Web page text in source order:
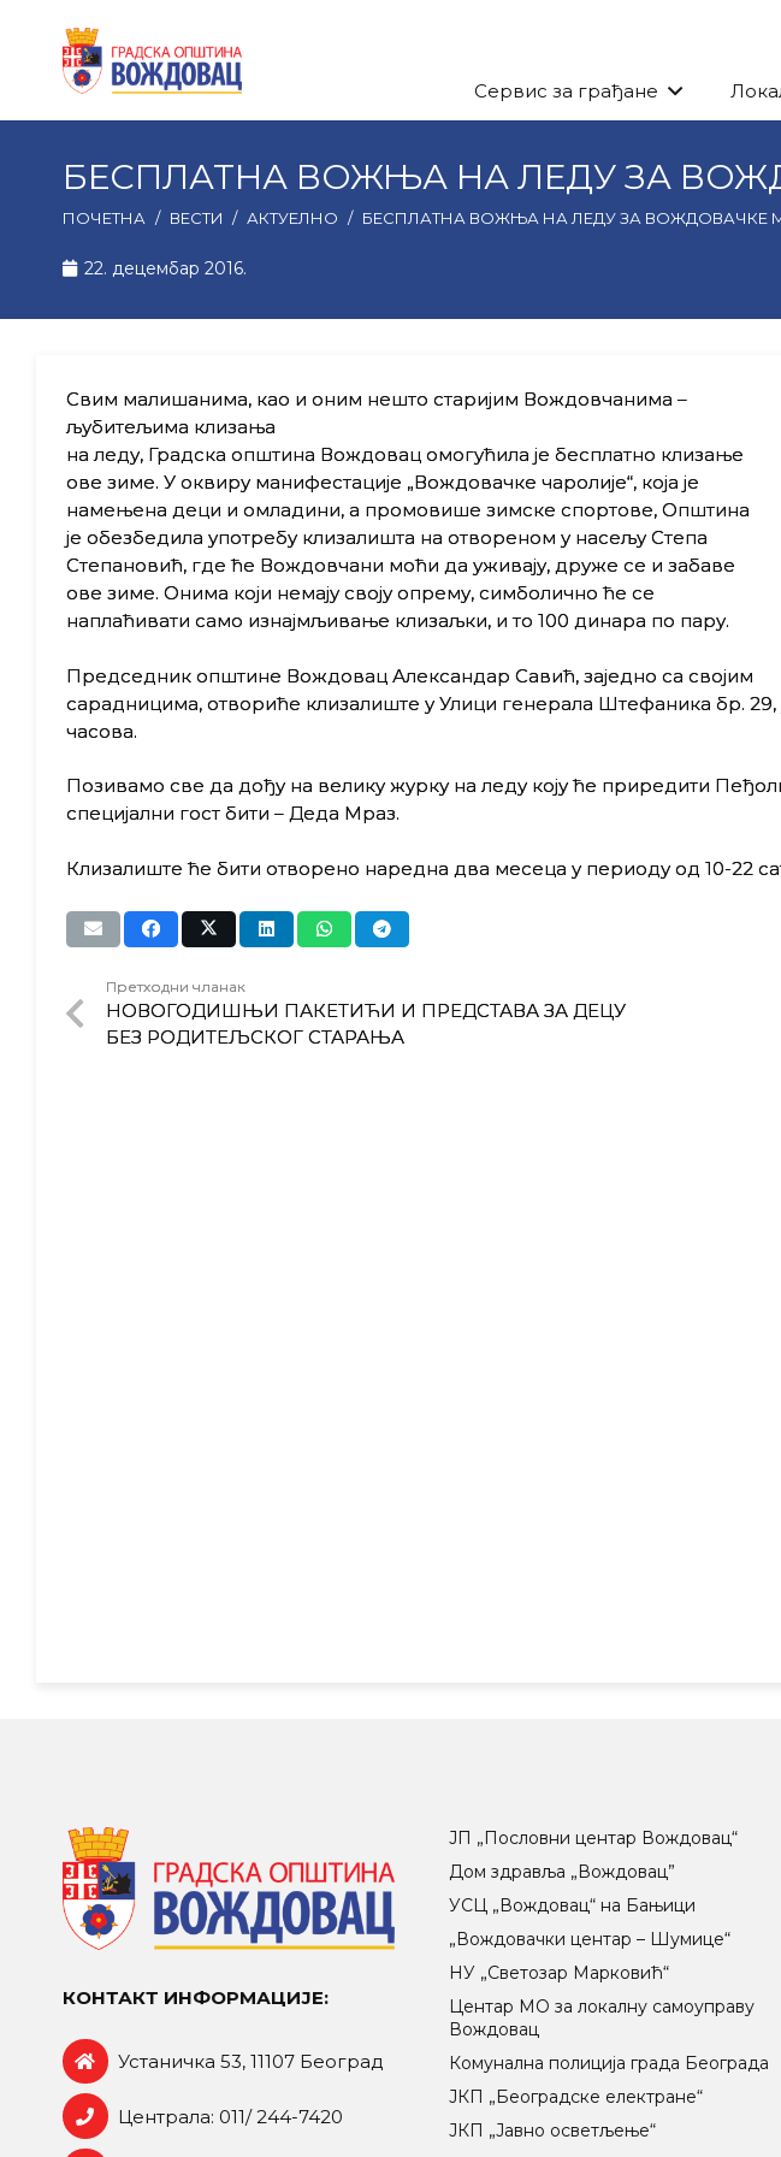
Сервис за грађане
БЕСПЛАТНА ВОЖЊА НА ЛЕДУ ЗА
ПОЧЕТНА / ВЕСТИ / АКТУЕЛНО / БЕСПЛАТНА ВОЖЊА НА ЛЕДУ ЗА ВОЖДОВАЧКЕ
22. децембар 2016.
Свим малишанима, као и оним нешто старијим Вождовчанима –
љубитељима клизања
на леду, Градска општина Вождовац омогућила је бесплатно клизање
ове зиме. У оквиру манифестације „Вождовачке чаролије“, која је
намењена деци и омладини, а промовише зимске спортове, Општина
је обезбедила употребу клизалишта на отвореном у насељу Степа
Степановић, где ће Вождовчани моћи да уживају, друже се и забаве
ове зиме. Онима који немају своју опрему, симболично ће се
наплаћивати само изнајмљивање клизаљки, и то 100 динара по пару.
Председник општине Вождовац Александар Савић, заједно са својим
сарадницима, отвориће клизалиште у Улици генерала Штефаника бр. 29,
часова.
Позивамо све да дођу на велику журку на леду коју ће приредити
специјални гост бити – Деда Мраз.
Клизалиште ће бити отворено наредна два месеца у периоду од 10-22
Претходни чланак
НОВОГОДИШЊИ ПАКЕТИЋИ И ПРЕДСТАВА ЗА ДЕЦУ
БЕЗ РОДИТЕЉСКОГ СТАРАЊА
КОНТАКТ ИНФОРМАЦИЈЕ:
Устаничка 53, 11107 Београд
Централа: 011/ 244-7420
ЈП „Пословни центар Вождовац“
Дом здравља „Вождовац”
УСЦ „Вождовац“ на Бањици
„Вождовачки центар – Шумице“
НУ „Светозар Марковић“
Центар МO за локалну самоуправу
Вождовац
Комунална полиција града Београда
ЈКП „Београдске електране“
ЈКП „Јавно осветљење“